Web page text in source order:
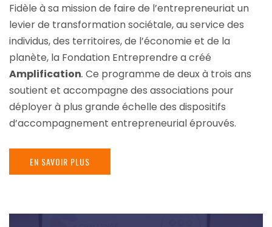
Fidèle à sa mission de faire de l’entrepreneuriat un
levier de transformation sociétale, au service des
individus, des territoires, de l’économie et de la
planète, la Fondation Entreprendre a créé
Amplification. Ce programme de deux à trois ans
soutient et accompagne des associations pour
déployer à plus grande échelle des dispositifs
d’accompagnement entrepreneurial éprouvés.
EN SAVOIR PLUS